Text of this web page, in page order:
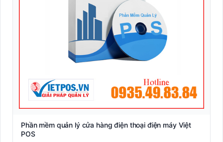
Phần mềm quản lý cửa hàng điện thoại điện máy Việt
POS